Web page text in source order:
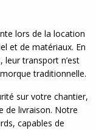
lors de la location
et de matériaux. En
leur transport n’est
traditionnelle.
sur votre chantier,
de livraison. Notre
capables de